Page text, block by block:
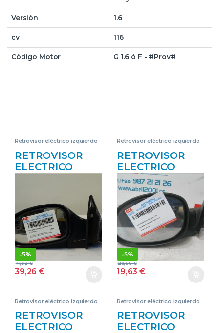
Versión 1.6
cv 116
Código Motor G 1.6 ó F - #Prov#
Retrovisor eléctrico izquierdo
RETROVISOR
ELECTRICO
CABRIO (2001->)
2.7 LX [2,7 LTR. –
149 KW CAT] 2,7
L – #PROV#
27LPROV 83-
21500-000-LH
8321500000LH
GRIS PLATA
IZQUIERDO
-5%
39,26€
41,32€
Retrovisor eléctrico izquierdo
RETROVISOR
ELECTRICO
IZDO. CHRYSLER
PT CRUISER
(2000->) 2.2 CRD
EDJ NEGRO
ESPEJO
IZQUIERDO
-5%
19,63€
20,66€
Retrovisor eléctrico izquierdo
RETROVISOR
ELECTRICO
Retrovisor eléctrico izquierdo
RETROVISOR
ELECTRICO